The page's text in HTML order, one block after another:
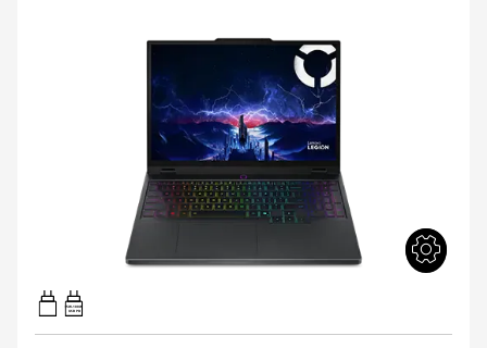
95W-100W
USB PD